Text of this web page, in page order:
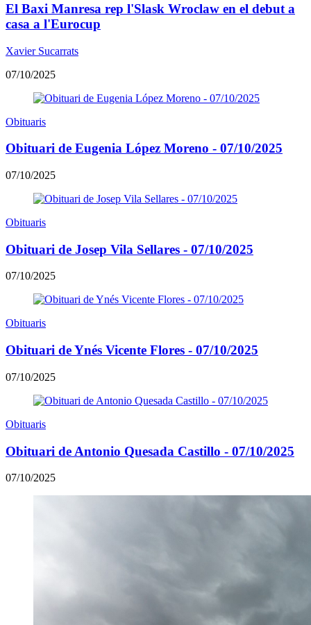
El Baxi Manresa rep l'Slask Wroclaw en el debut a
casa a l'Eurocup
Xavier Sucarrats
07/10/2025
Obituaris
Obituari de Eugenia López Moreno - 07/10/2025
07/10/2025
Obituaris
Obituari de Josep Vila Sellares - 07/10/2025
07/10/2025
Obituaris
Obituari de Ynés Vicente Flores - 07/10/2025
07/10/2025
Obituaris
Obituari de Antonio Quesada Castillo - 07/10/2025
07/10/2025